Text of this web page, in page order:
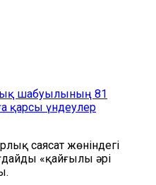
шабуылының 81
қарсы үндеулер
саясат жөніндегі
«қайғылы әрі